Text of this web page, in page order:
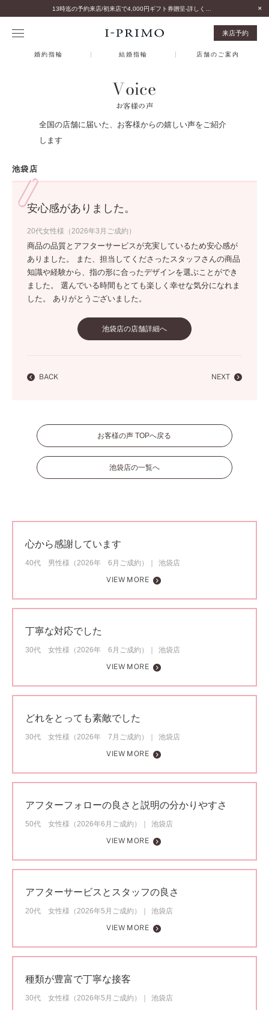
来店予約
婚約指輪 結婚指輪 店舗のご案内
Voice
お客様の声
全国の店舗に届いた、お客様からの嬉しい声をご紹介
します
池袋店
安心感がありました。
20代女性様（2026年3月ご成約）
商品の品質とアフターサービスが充実しているため安心感が
ありました。 また、担当してくださったスタッフさんの商品
知識や経験から、指の形に合ったデザインを選ぶことができ
ました。 選んでいる時間もとても楽しく幸せな気分になれま
した。 ありがとうございました。
池袋店の店舗詳細へ
BACK NEXT
お客様の声 TOPへ戻る
池袋店の一覧へ
心から感謝しています
40代 男性様（2026年 6月ご成約）
池袋店
VIEW MORE
丁寧な対応でした
30代 女性様（2026年 6月ご成約）
池袋店
VIEW MORE
どれをとっても素敵でした
30代 女性様（2026年 7月ご成約）
池袋店
VIEW MORE
アフターフォローの良さと説明の分かりやすさ
50代 女性様（2026年6月ご成約）
池袋店
VIEW MORE
アフターサービスとスタッフの良さ
20代 女性様（2026年5月ご成約）
池袋店
VIEW MORE
種類が豊富で丁寧な接客
30代 女性様（2026年5月ご成約）
池袋店